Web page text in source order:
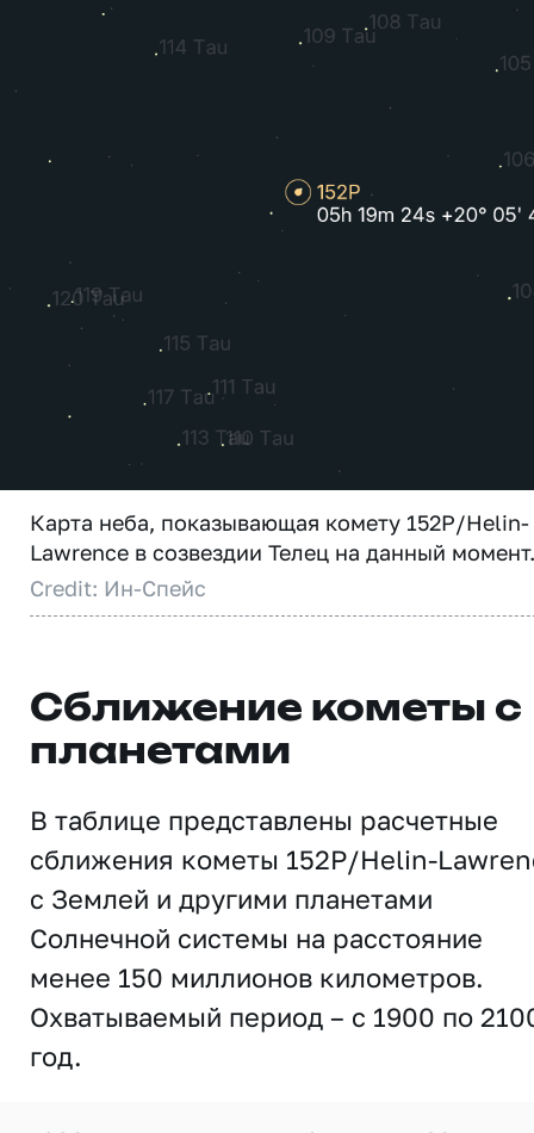
Карта неба, показывающая комету 152P/Helin-
Lawrence в созвездии Телец на данный момент.
Credit: Ин-Спейс
Сближение кометы с
планетами
В таблице представлены расчетные
сближения кометы 152P/Helin-
с Землей и другими планетами
Солнечной системы на расстояние
менее 150 миллионов километров.
Охватываемый период – с 1900 по
год.